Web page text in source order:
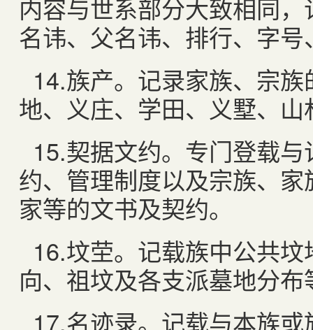
内容与世系部分大致相同
名讳、父名讳、排行、字
14.族产。记录家族、宗
地、义庄、学田、义墅、
15.契据文约。专门登载
约、管理制度以及宗族、
家等的文书及契约。
16.坟茔。记载族中公共
向、祖坟及各支派墓地分布
17.名迹录。记载与本族